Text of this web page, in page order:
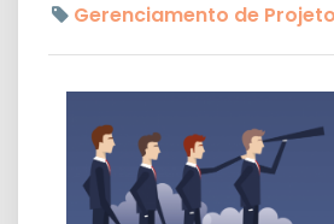
Gerenciamento de